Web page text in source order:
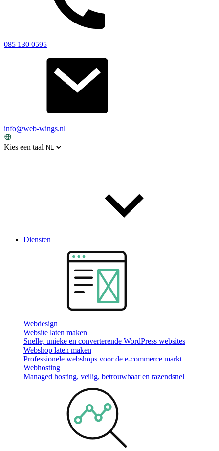
085 130 0595
info@web-wings.nl
Kies een taal
Diensten
Webdesign
Website laten maken
Snelle, unieke en converterende WordPress websites
Webshop laten maken
Professionele webshops voor de e-commerce markt
Webhosting
Managed hosting, veilig, betrouwbaar en razendsnel